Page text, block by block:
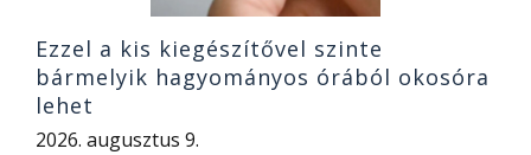
Ezzel a kis kiegészítővel szinte
bármelyik hagyományos órából okosóra
lehet
2026. augusztus 9.